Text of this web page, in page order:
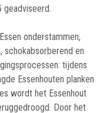
geadviseerd.
onderstammen,
schokabsorberend en
tijdens
Essenhouten planken
wordt het Essenhout
Door het